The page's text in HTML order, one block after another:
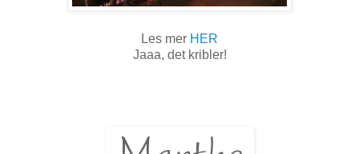
Les mer HER
Jaaa, det kribler!